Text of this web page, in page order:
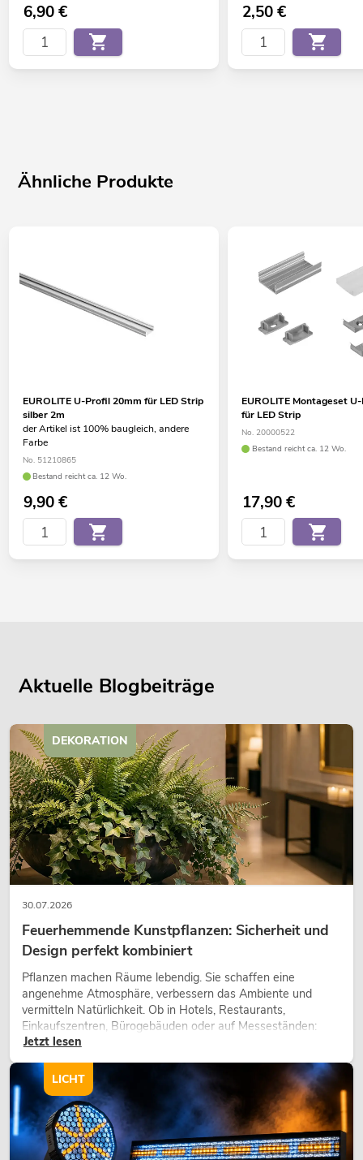
6,90€ 2,50€
Ähnliche Produkte
EUROLITE U-Profil 20mm für LED Strip
silber 2m
der Artikel ist 100% baugleich, andere
Farbe
No. 51210865
Bestand reicht ca. 12 Wo.
9,90€
EUROLITE Montageset
für LED Strip
No. 20000522
Bestand reicht ca. 12 Wo.
17,90€
Aktuelle Blogbeiträge
30.07.2026
Feuerhemmende Kunstpflanzen: Sicherheit und
Design perfekt kombiniert
Pflanzen machen Räume lebendig. Sie schaffen eine
angenehme Atmosphäre, verbessern das Ambiente und
vermitteln Natürlichkeit. Ob in Hotels, Restaurants,
Einkaufszentren, Bürogebäuden oder auf Messeständen:
eine hochwertige Begrünung gehört heute längst zum
Jetzt lesen
DEKORATION
LICHT